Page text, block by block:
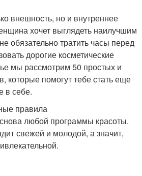
внешность, но и внутреннее
хочет выглядеть наилучшим
обязательно тратить часы перед
дорогие косметические
мы рассмотрим 50 простых и
которые помогут тебе стать еще
в себе.
правила
любой программы красоты.
свежей и молодой, а значит,